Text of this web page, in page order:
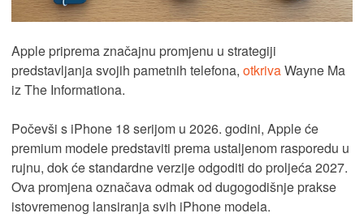
Apple priprema značajnu promjenu u strategiji
predstavljanja svojih pametnih telefona, otkrivaWayne Ma
iz The Informationa.
Počevši s iPhone 18 serijom u 2026. godini, Apple će
premium modele predstaviti prema ustaljenom rasporedu u
rujnu, dok će standardne verzije odgoditi do proljeća 2027.
Ova promjena označava odmak od dugogodišnje prakse
istovremenog lansiranja svih iPhone modela.